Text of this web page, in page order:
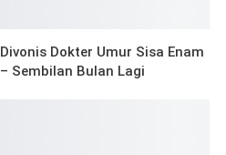
Divonis Dokter Umur Sisa Enam
– Sembilan Bulan Lagi